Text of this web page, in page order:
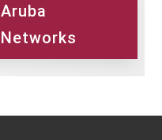
Aruba
Networks